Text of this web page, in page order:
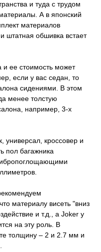
и туда с трудом
А в японский
материалов
штатная обшивка встает
и ее стоимость может
если у вас седан, то
сидениями. В этом
менее толстую
например, 3-х
универсал, кроссовер и
пол багажника
материалу висеть "вниз
и т.д., а Joker у
на эту роль. В
толщину – 2 и 2.7 мм и